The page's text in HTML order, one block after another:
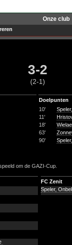
Onze club
3-2
(2-1)
Doelpunten
10'
11'
18'
63'
90'
om de GAZI-Cup.
FC Zenit
Speler,